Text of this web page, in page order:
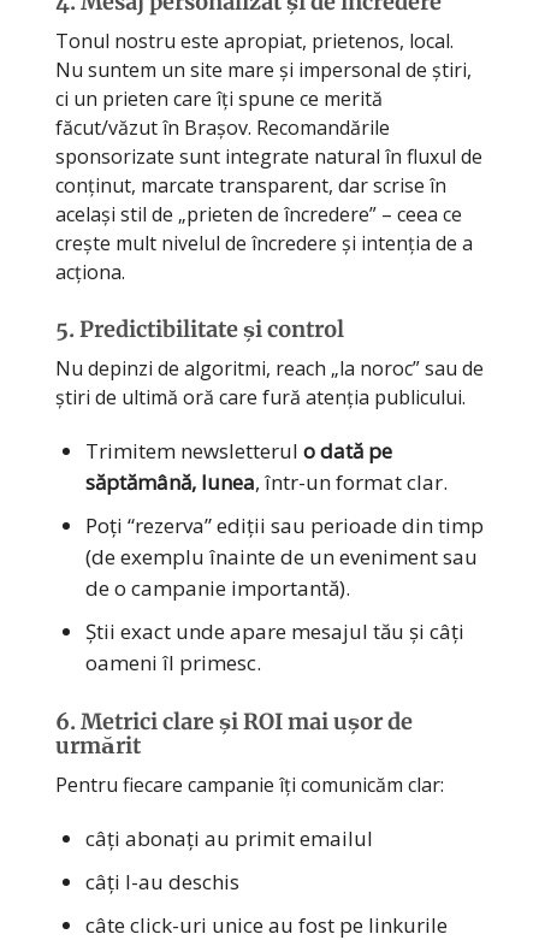
Tonul nostru este apropiat, prietenos, local.
Nu suntem un site mare și impersonal de știri,
ci un prieten care îți spune ce merită
făcut/văzut în Brașov. Recomandările
sponsorizate sunt integrate natural în fluxul de
conținut, marcate transparent, dar scrise în
același stil de „prieten de încredere” – ceea ce
crește mult nivelul de încredere și intenția de a
acționa.
5. Predictibilitate și control
Nu depinzi de algoritmi, reach „la noroc” sau de
știri de ultimă oră care fură atenția publicului.
Trimitem newsletterul o dată pe
săptămână, lunea, într-un format clar.
Poți “rezerva” ediții sau perioade din timp
(de exemplu înainte de un eveniment sau
de o campanie importantă).
Știi exact unde apare mesajul tău și câți
oameni îl primesc.
6. Metrici clare și ROI mai ușor de
urmărit
Pentru fiecare campanie îți comunicăm clar:
câți abonați au primit emailul
câți l-au deschis
câte click-uri unice au fost pe linkurile